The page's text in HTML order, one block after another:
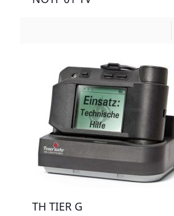
TH TIER G